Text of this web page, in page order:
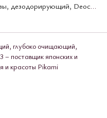
Шампунь для ухода за кожей головы, дезодорирующий, Deoco, Rohto, 450 мл (193943)